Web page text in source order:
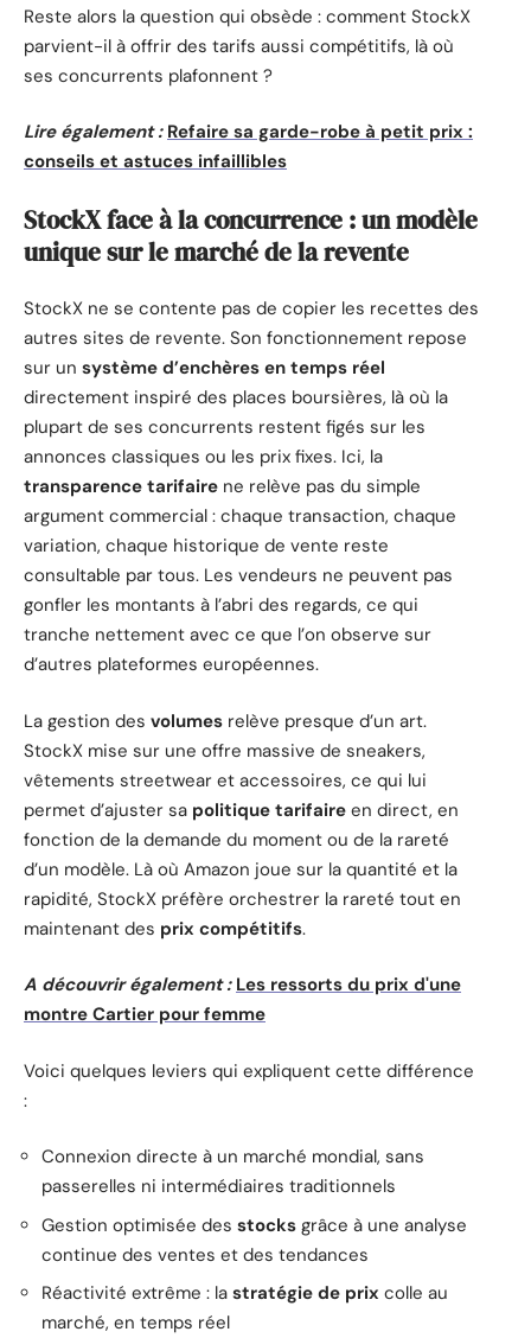
Reste alors la question qui obsède : comment StockX
parvient-il à offrir des tarifs aussi compétitifs, là où
ses concurrents plafonnent ?
Lire également : Refaire sa garde-robe à petit prix :
conseils et astuces infaillibles
StockX face à la concurrence : un modèle
unique sur le marché de la revente
StockX ne se contente pas de copier les recettes des
autres sites de revente. Son fonctionnement repose
sur un système d’enchères en temps réel
directement inspiré des places boursières, là où la
plupart de ses concurrents restent figés sur les
annonces classiques ou les prix fixes. Ici, la
transparence tarifaire ne relève pas du simple
argument commercial : chaque transaction, chaque
variation, chaque historique de vente reste
consultable par tous. Les vendeurs ne peuvent pas
gonfler les montants à l’abri des regards, ce qui
tranche nettement avec ce que l’on observe sur
d’autres plateformes européennes.
La gestion des volumes relève presque d’un art.
StockX mise sur une offre massive de sneakers,
vêtements streetwear et accessoires, ce qui lui
permet d’ajuster sa politique tarifaire en direct, en
fonction de la demande du moment ou de la rareté
d’un modèle. Là où Amazon joue sur la quantité et la
rapidité, StockX préfère orchestrer la rareté tout en
maintenant des prix compétitifs.
A découvrir également : Les ressorts du prix d'une
montre Cartier pour femme
Voici quelques leviers qui expliquent cette différence
:
Connexion directe à un marché mondial, sans
passerelles ni intermédiaires traditionnels
Gestion optimisée des stocks grâce à une analyse
continue des ventes et des tendances
Réactivité extrême : la stratégie de prix colle au
marché, en temps réel